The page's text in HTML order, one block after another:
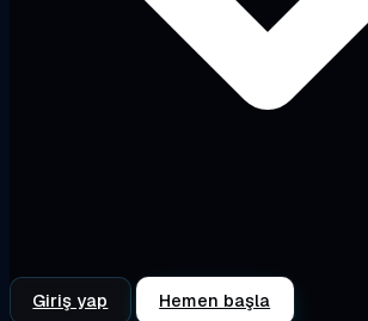
Giriş yap Hemen başla